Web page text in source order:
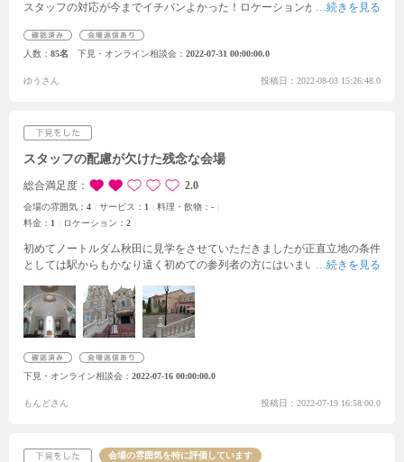
スタッフの対応が今までイチバンよかった！ロケーションがまるで海外！
人数 85名 下見・オンライン相談会 2022-07-31 00:00:00.0
ゆうさん 投稿日：2022-08-03 15:26:48.0
スタッフの配慮が欠けた残念な会場
総合満足度 2.0
会場の雰囲気： 4 サービス： 1 料理・飲物： -
料金： 1 ロケーション： 2
初めてノートルダム秋田に見学をさせていただきましたが正直立地の条件
としては駅からもかなり遠く初めての参列者の方にはいまいち場所が分か
は言えずせっかくの素敵な建築も台無しだなあと感じました。
け良かったのは全ての行動が館内で行えることでした。
ベーターも備え付けられており参列者の高齢者にはとても優しいものと感
合わせ会場となりその横をスタッフや運送会社の人などが慌ただしく横切
った中での試食を求められたので、このコロナ禍においてあまり好ましく
フの心遣いが全くと言っていいほど感じられずとても残念に思いました。
下見・オンライン相談会 2022-07-16 00:00:00.0
もんどさん 投稿日：2022-07-19 16:58:00.0
会場の雰囲気を特に評価しています